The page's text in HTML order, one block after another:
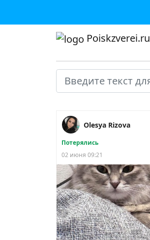
Poiskzverei.ru
Olesya Rizova
Потерялись
02 июня 09:21